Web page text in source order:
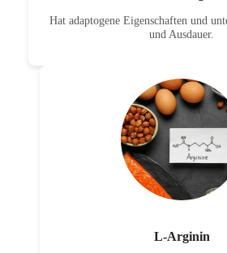
Hat adaptogene Eigenschaften und
und Ausdauer.
L-Arginin